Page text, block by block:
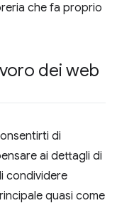
che fa proprio
dei web
di
ai dettagli di
condividere
quasi come